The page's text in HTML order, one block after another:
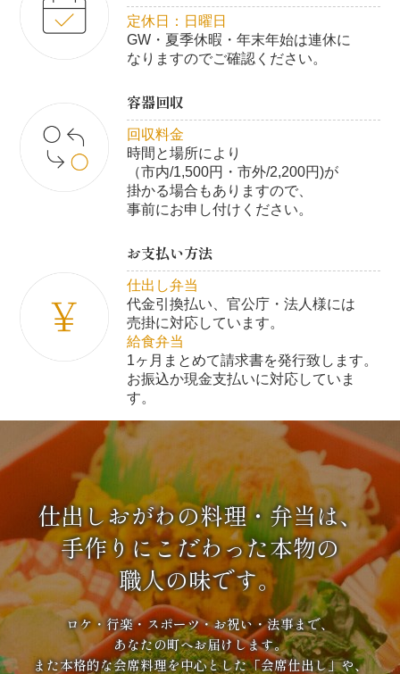
定休日：日曜日
GW・夏季休暇・年末年始は連休に
なりますのでご確認ください。
容器回収
回収料金
時間と場所により
（市内/1,500円・市外/2,200円)が
掛かる場合もありますので、
事前にお申し付けください。
お支払い方法
仕出し弁当
代金引換払い、官公庁・法人様には
売掛に対応しています。
給食弁当
1ヶ月まとめて請求書を発行致します。
お振込か現金支払いに対応していま
す。
仕出しおがわの料理・弁当は、
手作りにこだわった本物の
職人の味です。
ロケ・行楽・スポーツ・お祝い・法事まで、
あなたの町へお届けします。
また本格的な会席料理を中心とした「会席仕出し」や、